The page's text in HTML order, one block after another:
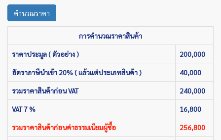
คำนวณราคา
การคำนวณราคาสินค้า
ราคาประมูล ( ตัวอย่าง ) 200,000
อัตราภาษีนำเข้า 20% ( แล้วแต่ประเภทสินค้า ) 40,000
รวมราคาสินค้าก่อน VAT 240,000
VAT 7 % 16,800
รวมราคาสินค้าก่อนค่าธรรมเนียมผู้ซื้อ 256,800